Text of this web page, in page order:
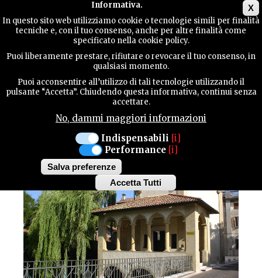
X
Informativa.
In questo sito web utilizziamo cookie o tecnologie simili per finalità
tecniche e, con il tuo consenso, anche per altre finalità come
specificato nella cookie policy.
Puoi liberamente prestare, rifiutare o revocare il tuo consenso, in
qualsiasi momento.
Puoi acconsentire all’utilizzo di tali tecnologie utilizzando il
pulsante “Accetta”. Chiudendo questa informativa, continui senza
accettare.
No, dammi maggiori informazioni
Indispensabili [i]
Performance [i]
Salva preferenze
Accetta Tutti
Withdraw
consent
CONTATTI
Cultura / Architetture
SACILE
CHIESETTA DELLA
PIETÀ